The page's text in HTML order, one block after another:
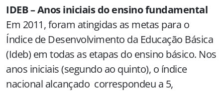
IDEB –Anos iniciais do ensino fundamental
Em 2011, foram atingidas as metas para o
Índice de Desenvolvimento da Educação Básica
(Ideb) em todas as etapas do ensino básico. Nos
anos iniciais (segundo ao quinto), o índice
nacional alcançado correspondeu a 5,